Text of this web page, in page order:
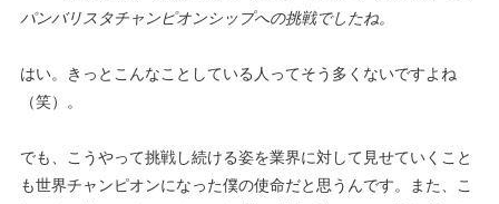
パンバリスタチャンピオンシップへの挑戦でしたね。
はい。きっとこんなことしている人ってそう多くないですよね
（笑）。
でも、こうやって挑戦し続ける姿を業界に対して見せていくこと
も世界チャンピオンになった僕の使命だと思うんです。また、こ